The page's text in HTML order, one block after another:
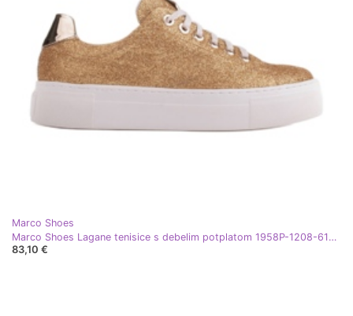
Marco Shoes
Marco Shoes Lagane tenisice s debelim potplatom 1958P-1208-615-1 zlatni
83,10 €